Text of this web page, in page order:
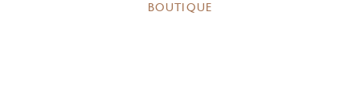
BOUTIQUE